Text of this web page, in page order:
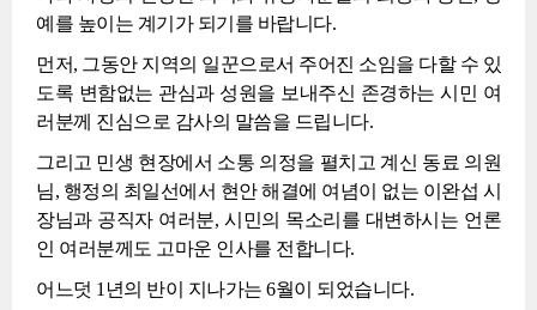
예를 높이는 계기가 되기를 바랍니다.
먼저, 그동안 지역의 일꾼으로서 주어진 소임을 다할 수 있
도록 변함없는 관심과 성원을 보내주신 존경하는 시민 여
러분께 진심으로 감사의 말씀을 드립니다.
그리고 민생 현장에서 소통 의정을 펼치고 계신 동료 의원
님, 행정의 최일선에서 현안 해결에 여념이 없는 이완섭 시
장님과 공직자 여러분, 시민의 목소리를 대변하시는 언론
인 여러분께도 고마운 인사를 전합니다.
어느덧 1년의 반이 지나가는 6월이 되었습니다.